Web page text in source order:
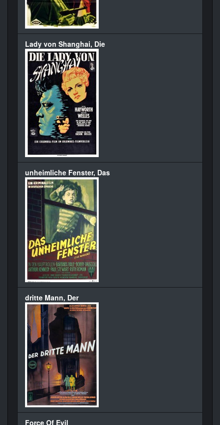
Lady von Shanghai, Die
unheimliche Fenster, Das
dritte Mann, Der
Force Of Evil